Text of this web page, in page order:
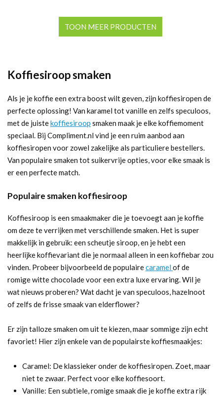
TOON MEER PRODUCTEN
Koffiesiroop smaken
Als je je koffie een extra boost wilt geven, zijn koffiesiropen de
perfecte oplossing! Van karamel tot vanille en zelfs speculoos,
met de juistekoffiesiroop smaken maak je elke koffiemoment
speciaal. Bij Compliment.nl vind je een ruim aanbod aan
koffiesiropen voor zowel zakelijke als particuliere bestellers.
Van populaire smaken tot suikervrije opties, voor elke smaak is
er een perfecte match.
Populaire smaken koffiesiroop
Koffiesiroop is een smaakmaker die je toevoegt aan je koffie
om deze te verrijken met verschillende smaken. Het is super
makkelijk in gebruik: een scheutje siroop, en je hebt een
heerlijke koffievariant die je normaal alleen in een koffiebar zou
vinden. Probeer bijvoorbeeld de populairecaramel of de
romige witte chocolade voor een extra luxe ervaring. Wil je
wat nieuws proberen? Wat dacht je van speculoos, hazelnoot
of zelfs de frisse smaak van elderflower?
Er zijn talloze smaken om uit te kiezen, maar sommige zijn echt
favoriet! Hier zijn enkele van de populairste koffiesmaakjes:
Caramel: De klassieker onder de koffiesiropen. Zoet, maar
niet te zwaar. Perfect voor elke koffiesoort.
Vanille: Een subtiele, romige smaak die je koffie extra rijk